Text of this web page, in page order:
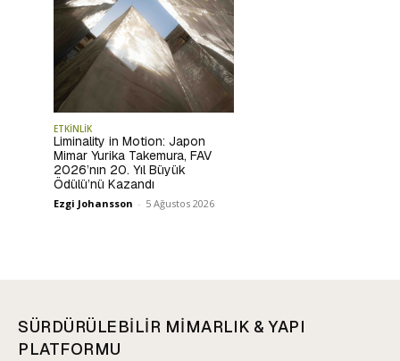
ETKİNLİK
Liminality in Motion: Japon
Mimar Yurika Takemura, FAV
2026’nın 20. Yıl Büyük
Ödülü’nü Kazandı
Ezgi Johansson - 5 Ağustos 2026
SÜRDÜRÜLEBİLİR MİMARLIK & YAPI
PLATFORMU